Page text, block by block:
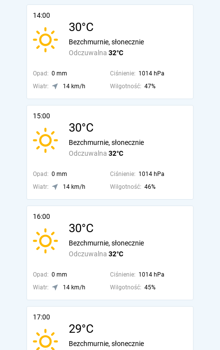
14:00
30°C
Odczuwalna 32°C
Bezchmurnie, słonecznie
Opad: 0 mm Ciśnienie: 1014 hPa
Wiatr:
14 km/h Wilgotność: 47%
15:00
30°C
Odczuwalna 32°C
Bezchmurnie, słonecznie
Opad: 0 mm Ciśnienie: 1014 hPa
Wiatr:
14 km/h Wilgotność: 46%
16:00
30°C
Odczuwalna 32°C
Bezchmurnie, słonecznie
Opad: 0 mm Ciśnienie: 1014 hPa
Wiatr:
14 km/h Wilgotność: 45%
17:00
29°C
Bezchmurnie, słonecznie